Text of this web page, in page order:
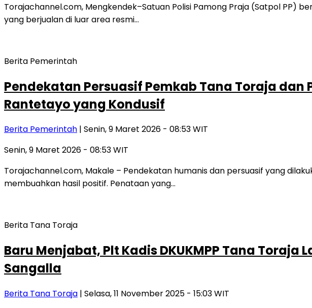
Torajachannel.com, Mengkendek–Satuan Polisi Pamong Praja (Satpol PP)
yang berjualan di luar area resmi…
Berita Pemerintah
Pendekatan Persuasif Pemkab Tana Toraja
Rantetayo yang Kondusif
Berita Pemerintah | Senin, 9 Maret 2026 - 08:53 WIT
Senin, 9 Maret 2026 - 08:53 WIT
Torajachannel.com, Makale – Pendekatan humanis dan persuasif yang
membuahkan hasil positif. Penataan yang…
Berita Tana Toraja
Baru Menjabat, Plt Kadis DKUKMPP Tana
Sangalla
Berita Tana Toraja | Selasa, 11 November 2025 - 15:03 WIT